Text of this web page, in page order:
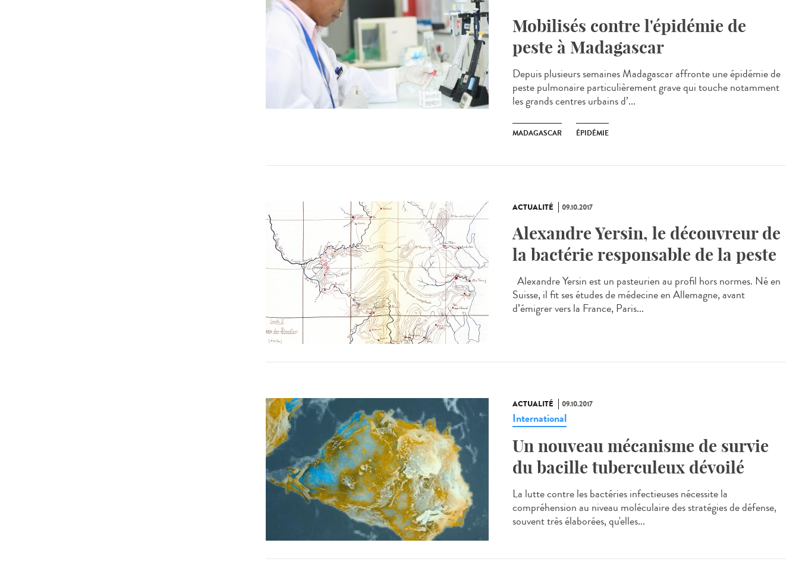
Mobilisés contre l'épidémie de
peste à Madagascar
Depuis plusieurs semaines Madagascar affronte une épidémie de
peste pulmonaire particulièrement grave qui touche notamment
les grands centres urbains d’...
MADAGASCAR ÉPIDÉMIE
ACTUALITÉ 09.10.2017
Alexandre Yersin, le découvreur de
la bactérie responsable de la peste
Alexandre Yersin est un pasteurien au profil hors normes. Né en
Suisse, il fit ses études de médecine en Allemagne, avant
d’émigrer vers la France, Paris...
ACTUALITÉ 09.10.2017
International
Un nouveau mécanisme de survie
du bacille tuberculeux dévoilé
La lutte contre les bactéries infectieuses nécessite la
compréhension au niveau moléculaire des stratégies de défense,
souvent très élaborées, qu'elles...